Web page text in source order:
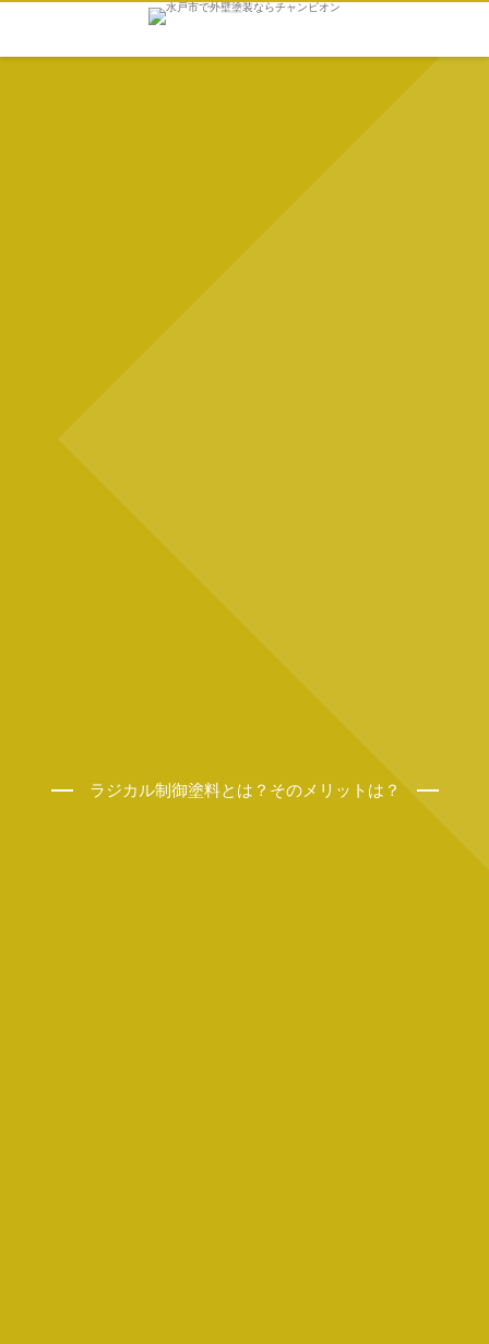
ラジカル制御塗料とは？そのメリットは？